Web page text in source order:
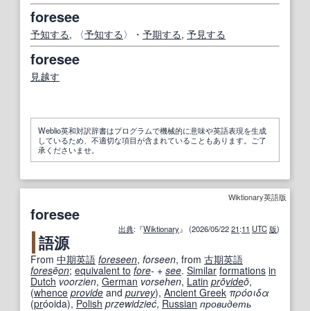
foresee
予知する, 〈予知する 〉・ 予期する, 予見する
foresee
見越す
Weblio英和対訳辞書はプログラムで機械的に意味や英語表現を生成
しているため、不適切な項目が含まれていることもあります。ご了
承くださいませ。
Wiktionary英語版
foresee
出典:『Wiktionary』 (2026/05/2221:11 UTC 版)
語源
From 中期英語 foreseen, forseen, from 古期英語
foresēon; equivalent to fore- +‎ see. Similar formations in
Dutch voorzien, German vorsehen, Latin prōvideō,
(whence provide and purvey), Ancient Greek πρόοιδα
(próoida), Polish przewidzieć, Russian провидеть